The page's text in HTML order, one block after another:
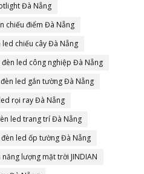
Đà Nẵng
chiếu điểm Đà Nẵng
led chiếu cây Đà Nẵng
đèn led công nghiệp Đà Nẵng
đèn led gắn tường Đà Nẵng
rọi ray Đà Nẵng
led trang trí Đà Nẵng
đèn led ốp tường Đà Nẵng
năng lượng mặt trời JINDIAN